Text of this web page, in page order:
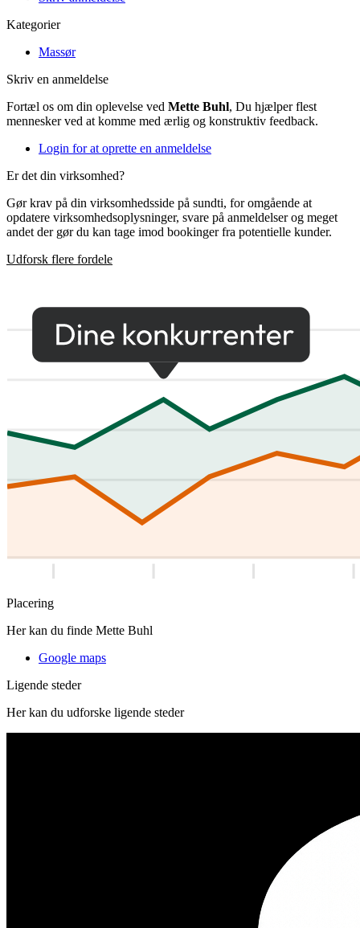
Kategorier
Massør
Skriv en anmeldelse
Fortæl os om din oplevelse ved Mette Buhl, Du hjælper flest
mennesker ved at komme med ærlig og konstruktiv feedback.
Login for at oprette en anmeldelse
Er det din virksomhed?
Gør krav på din virksomhedsside på sundti, for omgående at
opdatere virksomhedsoplysninger, svare på anmeldelser og meget
andet der gør du kan tage imod bookinger fra potentielle kunder.
Udforsk flere fordele
Placering
Her kan du finde Mette Buhl
Google maps
Ligende steder
Her kan du udforske ligende steder